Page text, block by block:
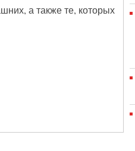
а также те, которых